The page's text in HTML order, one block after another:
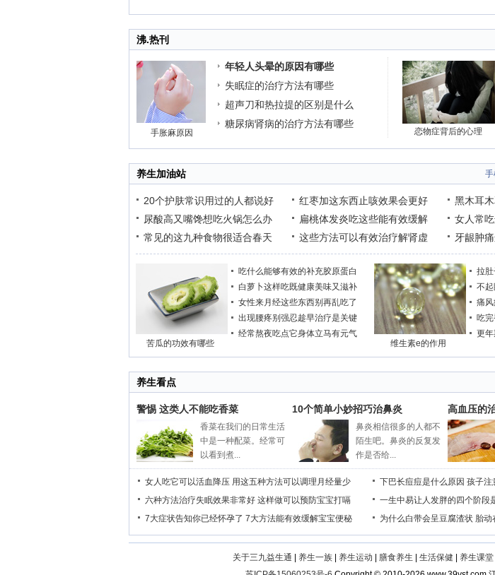
沸.热刊
手胀麻原因
年轻人头晕的原因有哪些
失眠症的治疗方法有哪些
超声刀和热拉提的区别是什么
糖尿病肾病的治疗方法有哪些
恋物症背后的心理
养生加油站
20个护肤常识用过的人都说好
尿酸高又嘴馋想吃火锅怎么办
常见的这九种食物很适合春天
红枣加这东西止咳效果会更好
扁桃体发炎吃这些能有效缓解
这些方法可以有效治疗解肾虚
黑木耳
女人常
牙龈肿
苦瓜的功效有哪些
吃什么能够有效的补充胶原蛋白
白萝卜这样吃既健康美味又滋补
女性来月经这些东西别再乱吃了
出现腰疼别强忍趁早治疗是关键
经常熬夜吃点它身体立马有元气
维生素e的作用
拉
不
痛
吃
更
养生看点
警惕 这类人不能吃香菜
香菜在我们的日常生活
中是一种配菜。经常可
以看到煮...
10个简单小妙招巧治鼻炎
鼻炎相信很多的人都不
陌生吧。鼻炎的反复发
作是否给...
高血压的
女人吃它可以活血降压 用这五种方法可以调理月经量少
六种方法治疗失眠效果非常好 这样做可以预防宝宝打嗝
7大症状告知你已经怀孕了 7大方法能有效缓解宝宝便秘
下巴长痘痘是什么原因 孩子注
一生中易让人发胖的四个阶段
为什么白带会呈豆腐渣状 胎动
关于三九益生通 养生一族| 养生运动 膳食养生 生活保健 养生课堂|